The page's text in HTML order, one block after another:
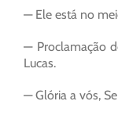
— Ele está no
— Proclamação
Lucas.
— Glória a vós,